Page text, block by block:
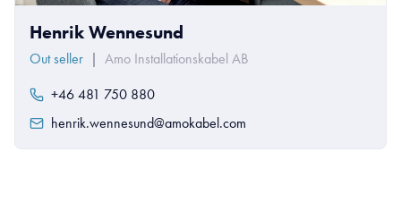
Henrik Wennesund
Out seller | Amo Installationskabel AB
+46 481 750 880
henrik.wennesund@amokabel.com